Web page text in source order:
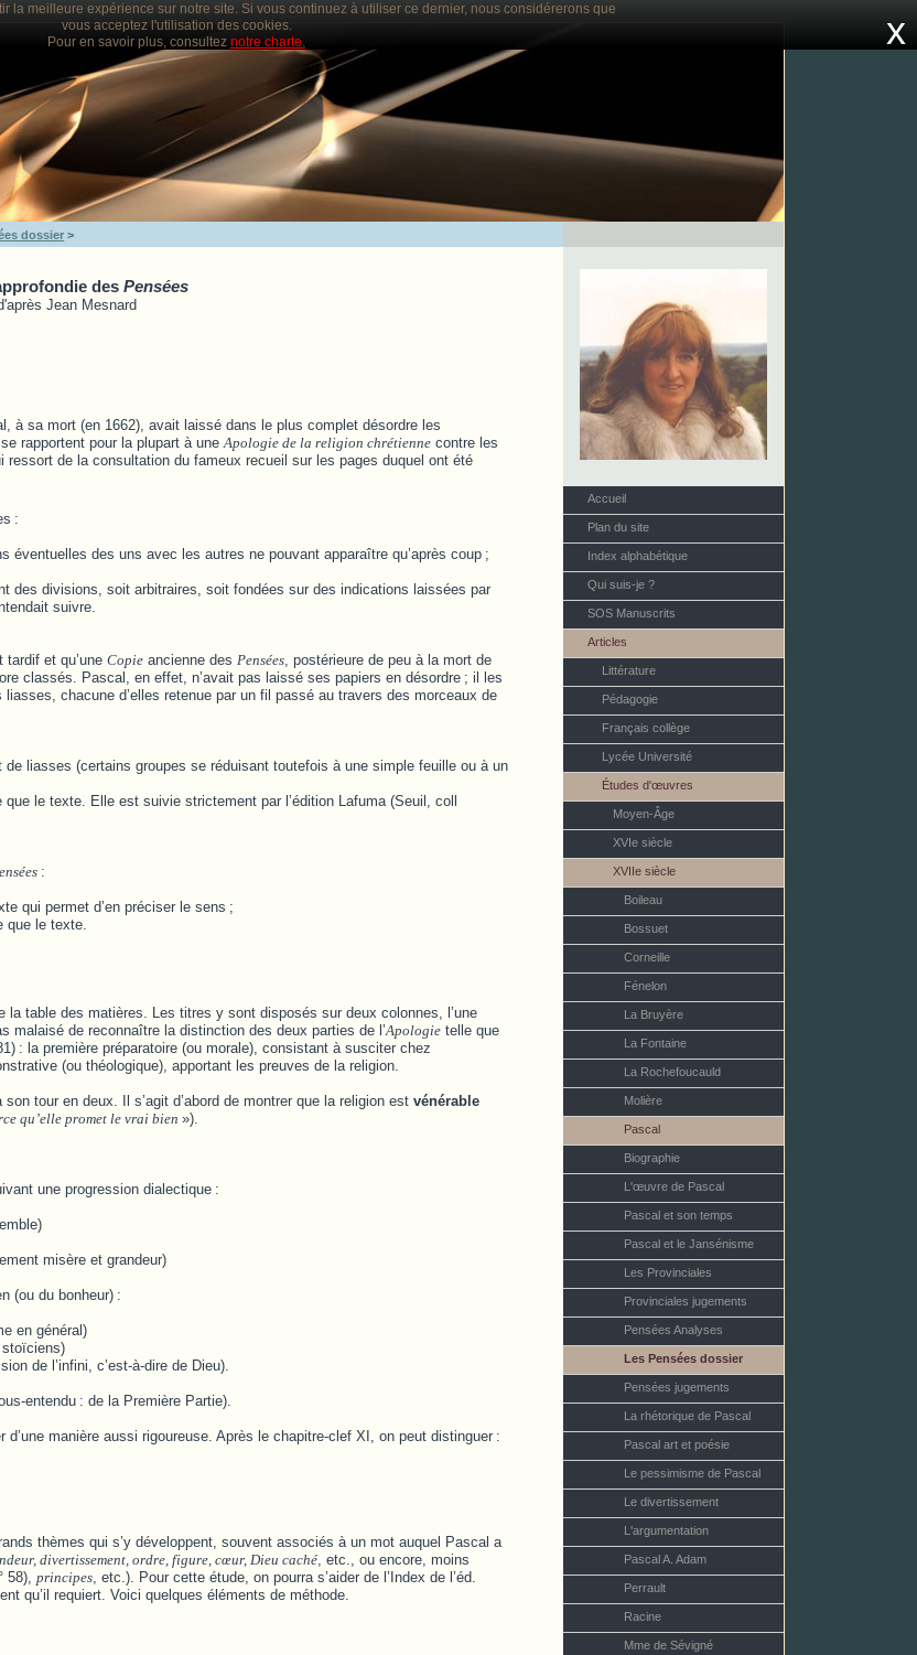
x
la meilleure expérience sur notre site. Si vous continuez à utiliser ce dernier, nous considérerons que
vous acceptez l'utilisation des cookies.
Pour en savoir plus, consultez notre charte.
Accueil
Plan du site
Index alphabétique
Qui suis-je ?
SOS Manuscrits
Articles
Littérature
Pédagogie
Français collège
Lycée Université
Études d'œuvres
Moyen-Âge
XVIe siècle
XVIIe siècle
Boileau
Bossuet
Corneille
Fénelon
La Bruyère
La Fontaine
La Rochefoucauld
Molière
Pascal
Biographie
L'œuvre de Pascal
Pascal et son temps
Pascal et le Jansénisme
Les Provinciales
Provinciales jugements
Pensées Analyses
Les Pensées dossier
Pensées jugements
La rhétorique de Pascal
Pascal art et poésie
Le pessimisme de Pascal
Le divertissement
L'argumentation
Pascal A. Adam
Perrault
Racine
Mme de Sévigné
dossier >
des Pensées
Jean Mesnard
à sa mort (en 1662), avait laissé dans le plus complet désordre les
rapportent pour la plupart à uneApologie de la religion chrétienne contre les
de la consultation du fameux recueil sur les pages duquel ont été
:
éventuelles des uns avec les autres ne pouvant apparaître qu’après coup ;
des divisions, soit arbitraires, soit fondées sur des indications laissées par
suivre.
tardif et qu’uneCopie ancienne des Pensées , postérieure de peu à la mort de
classés. Pascal, en effet, n’avait pas laissé ses papiers en désordre ; il les
chacune d’elles retenue par un fil passé au travers des morceaux de
liasses (certains groupes se réduisant toutefois à une simple feuille ou à un
le texte. Elle est suivie strictement par l’édition Lafuma (Seuil, coll
:
qui permet d’en préciser le sens ;
que le texte.
la table des matières. Les titres y sont disposés sur deux colonnes, l’une
malaisé de reconnaître la distinction des deux parties de l’Apologie telle que
: la première préparatoire (ou morale), consistant à susciter chez
(ou théologique), apportant les preuves de la religion.
tour en deux. Il s’agit d’abord de montrer que la religion estvénérable
qu’elle promet le vrai bien»).
une progression dialectique :
misère et grandeur)
(ou du bonheur) :
en général)
de l’infini, c’est-à-dire de Dieu).
entendu : de la Première Partie).
manière aussi rigoureuse. Après le chapitre-clef XI, on peut distinguer :
thèmes qui s’y développent, souvent associés à un mot auquel Pascal a
divertissement, ordre, figure, cœur, Dieu caché , etc., ou encore, moins
58),principes , etc.). Pour cette étude, on pourra s’aider de l’Index de l’éd.
qu’il requiert. Voici quelques éléments de méthode.